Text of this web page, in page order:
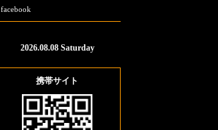
facebook
2026.08.08 Saturday
携帯サイト